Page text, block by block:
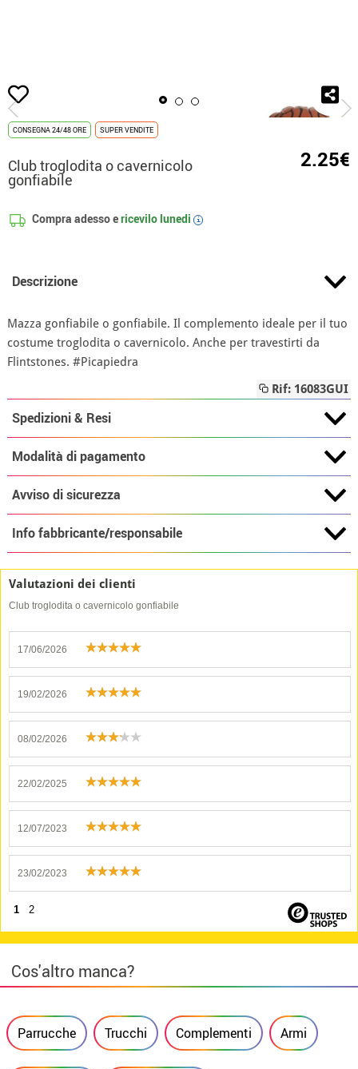
Inizio Club troglodita o cavernicolo
CONSEGNA 24/48 ORE SUPER VENDITE
Club troglodita o cavernicolo
gonfiabile
2.25€
Compra adesso ericevilolunedi i
Descrizione
Mazza gonfiabile o gonfiabile. Il complemento ideale per il tuo
costume troglodita o cavernicolo. Anche per travestirti da
Flintstones. #Picapiedra
Rif: 16083GUI
Spedizioni & Resi
Modalità di pagamento
Avviso di sicurezza
Info fabbricante/responsabile
Valutazioni dei clienti
Club troglodita o cavernicolo gonfiabile
17/06/2026
19/02/2026
08/02/2026
22/02/2025
12/07/2023
23/02/2023
1 2
Cos'altro manca?
Parrucche Trucchi Complementi Armi